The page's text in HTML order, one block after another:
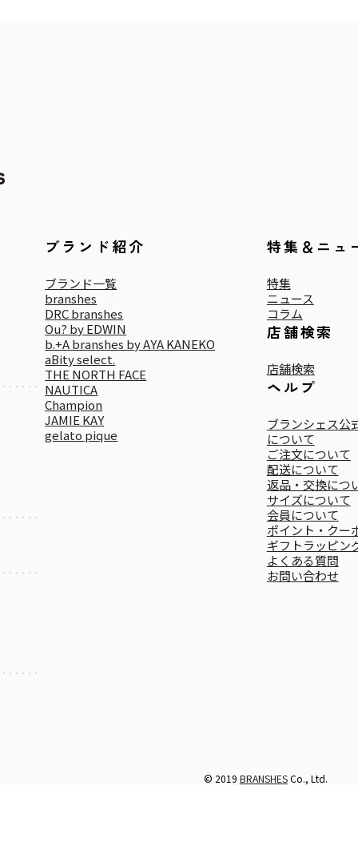
ブランド紹介
ブランド一覧
branshes
DRC branshes
Ou? by EDWIN
b.+A branshes by AYA KANEKO
aBity select.
THE NORTH FACE
NAUTICA
Champion
JAMIE KAY
gelato pique
特集＆ニュ
特集
ニュース
コラム
店舗検索
店舗検索
ヘルプ
ブランシェス公
について
ご注文について
配送について
返品・交換につ
サイズについて
会員について
ポイント・クー
ギフトラッピン
よくある質問
お問い合わせ
© 2019 BRANSHESCo., Ltd.